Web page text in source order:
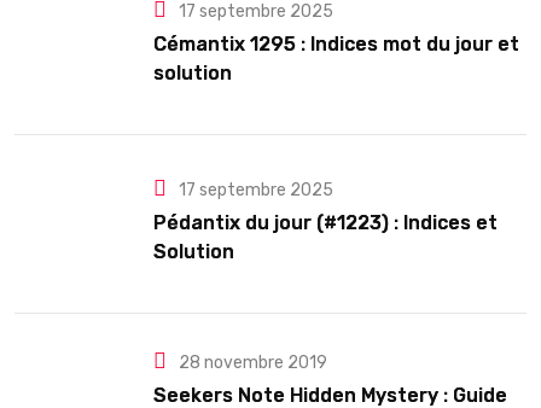
17 septembre 2025
Cémantix 1295 : Indices mot du jour et
solution
17 septembre 2025
Pédantix du jour (#1223) : Indices et
Solution
28 novembre 2019
Seekers Note Hidden Mystery : Guide